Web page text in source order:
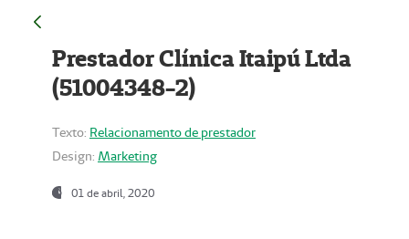
Prestador Clínica Itaipú Ltda
(51004348-2)
Texto: Relacionamento de prestador
Design: Marketing
01 de abril, 2020